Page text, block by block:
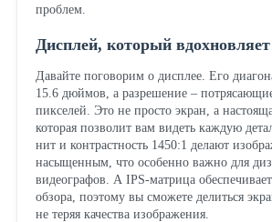
проблем.
Дисплей, который вдохновляет
Давайте поговорим о дисплее. Его
15.6 дюймов, а разрешение –
пикселей. Это не просто экран, а
которая позволит вам видеть каждую
нит и контрастность 1450:1 делают
насыщенным, что особенно важно для
видеографов. А IPS-матрица
обзора, поэтому вы сможете делиться
не теряя качества изображения.